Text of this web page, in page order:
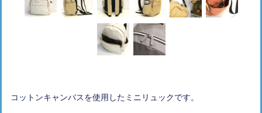
コットンキャンバスを使用したミニリュックです。